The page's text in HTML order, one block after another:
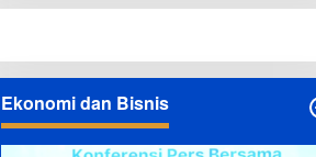
Ekonomi dan Bisnis